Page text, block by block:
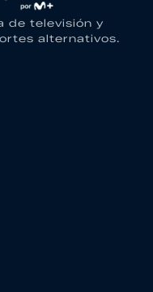
de televisión y
alternativos.